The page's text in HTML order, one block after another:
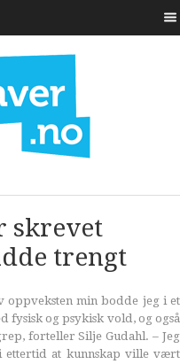
skrevet
trengt
oppveksten min bodde jeg i et
fysisk og psykisk vold, og også
forteller Silje Gudahl. – Jeg
ettertid at kunnskap ville vært